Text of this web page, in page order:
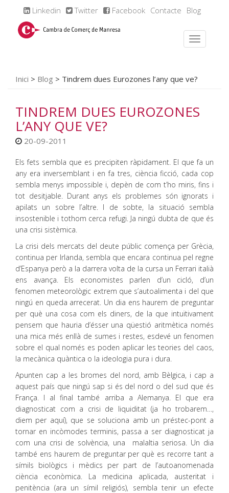
Linkedin Twitter Facebook Contacte Blog
Inici > Blog > Tindrem dues Eurozones l’any que ve?
TINDREM DUES EUROZONES
L’ANY QUE VE?
20-09-2011
Els fets sembla que es precipiten ràpidament. El que fa un
any era inversemblant i en fa tres, ciència ficció, cada cop
sembla menys impossible i, depèn de com t’ho miris, fins i
tot desitjable. Durant anys els problemes són ignorats i
apilats un sobre l’altre. I de sobte, la situació sembla
insostenible i tothom cerca refugi. Ja ningú dubta de que és
una crisi sistèmica.
La crisi dels mercats del deute públic comença per Grècia,
continua per Irlanda, sembla que encara continua pel regne
d’Espanya però a la darrera volta de la cursa un Ferrari italià
ens avança. Els economistes parlen d’un cicló, d’un
fenomen meteorològic extrem que s’autoalimenta i del que
ningú en queda arrecerat. Un dia ens haurem de preguntar
per què una cosa com els diners, de la que intuïtivament
pensem que hauria d’ésser una qüestió aritmètica només
una mica més enllà de sumes i restes, esdevé un fenomen
sobre el qual només es poden aplicar les teories del caos,
la mecànica quàntica o la ideologia pura i dura.
Apunten cap a les bromes del nord, amb Bèlgica, i cap a
aquest país que ningú sap si és del nord o del sud que és
França. I al final també arriba a Alemanya. El que era
diagnosticat com a crisi de liquiditat (ja ho trobarem…,
diem per aquí), que se soluciona amb un préstec-pont a
tornar en incòmodes terminis, passa a ser diagnosticat ja
com una crisi de solvència, una malaltia seriosa. Un dia
també ens haurem de preguntar per què es recorre tant a
símils biològics i mèdics per part de l’autoanomenada
ciència econòmica. La medicina aplicada, austeritat i
penitència (ara un símil religiós), sembla tenir un efecte